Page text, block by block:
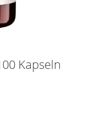
Kapseln